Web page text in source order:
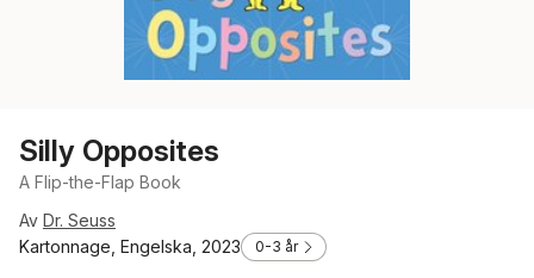
Silly Opposites
A Flip-the-Flap Book
Av Dr. Seuss
Kartonnage, Engelska, 2023
0-3 år